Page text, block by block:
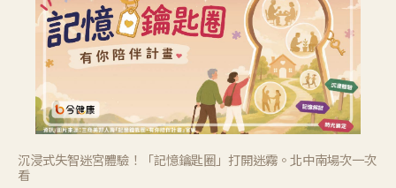
沉浸式失智迷宮體驗！「記憶鑰匙圈」打開迷霧。北中南場次一次
看